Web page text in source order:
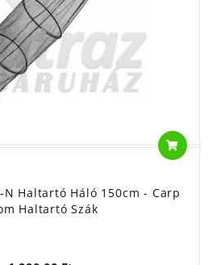
N Haltartó Háló 150cm - Carp
Haltartó Szák